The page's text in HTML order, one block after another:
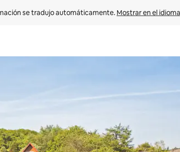
se tradujo automáticamente. Mostrar en el